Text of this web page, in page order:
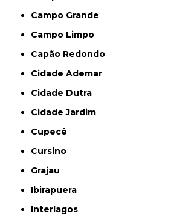
Campo Grande
Campo Limpo
Capão Redondo
Cidade Ademar
Cidade Dutra
Cidade Jardim
Cupecê
Cursino
Grajau
Ibirapuera
Interlagos